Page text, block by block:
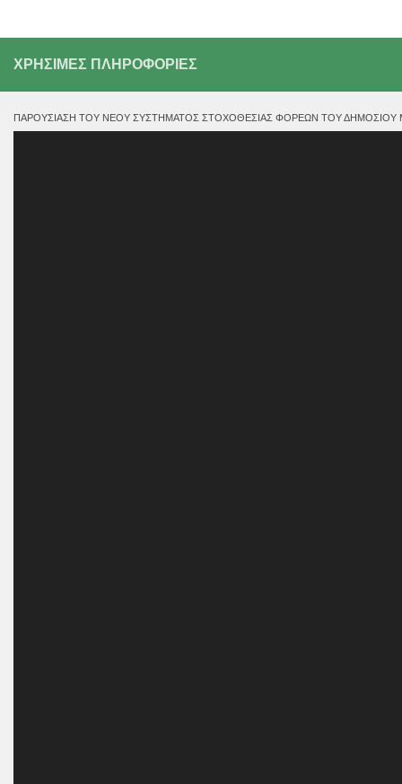
ΧΡΗΣΙΜΕΣ ΠΛΗΡΟΦΟΡΙΕΣ
ΠΑΡΟΥΣΊΑΣΗ ΤΟΥ ΝΈΟΥ ΣΥΣΤΉΜΑΤΟΣ ΣΤΟΧΟΘΕΣΊΑΣ ΦΟΡΈΩΝ ΤΟΥ ΔΗΜΟΣΊΟΥ